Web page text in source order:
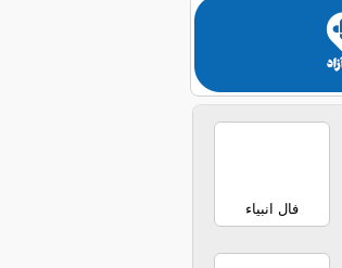
فال انبیاء